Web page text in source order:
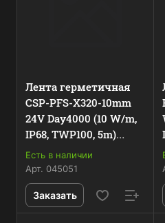
Лента герметичная
CSP-PFS-X320-10mm
24V Day4000 (10 W/m,
IP68, TWP100, 5m)
(Arlight, -) 045051
Есть в наличии
Арт. 045051
Заказать